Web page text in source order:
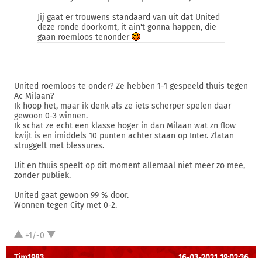
Jij gaat er trouwens standaard van uit dat United
deze ronde doorkomt, it ain't gonna happen, die
gaan roemloos tenonder
United roemloos te onder? Ze hebben 1-1 gespeeld thuis tegen
Ac Milaan?
Ik hoop het, maar ik denk als ze iets scherper spelen daar
gewoon 0-3 winnen.
Ik schat ze echt een klasse hoger in dan Milaan wat zn flow
kwijt is en imiddels 10 punten achter staan op Inter. Zlatan
struggelt met blessures.
Uit en thuis speelt op dit moment allemaal niet meer zo mee,
zonder publiek.
United gaat gewoon 99 % door.
Wonnen tegen City met 0-2.
+1/-0